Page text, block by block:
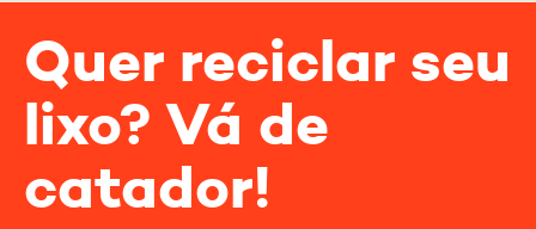
Quer reciclar seu
lixo? Vá de
catador!